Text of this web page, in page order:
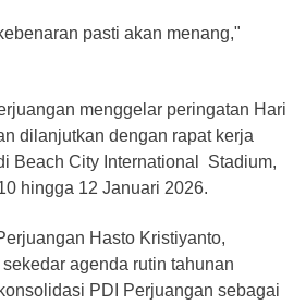
pasti akan menang,"
menggelar peringatan Hari
dilanjutkan dengan rapat kerja
Beach City International Stadium,
hingga 12 Januari 2026.
Hasto Kristiyanto,
agenda rutin tahunan
PDI Perjuangan sebagai